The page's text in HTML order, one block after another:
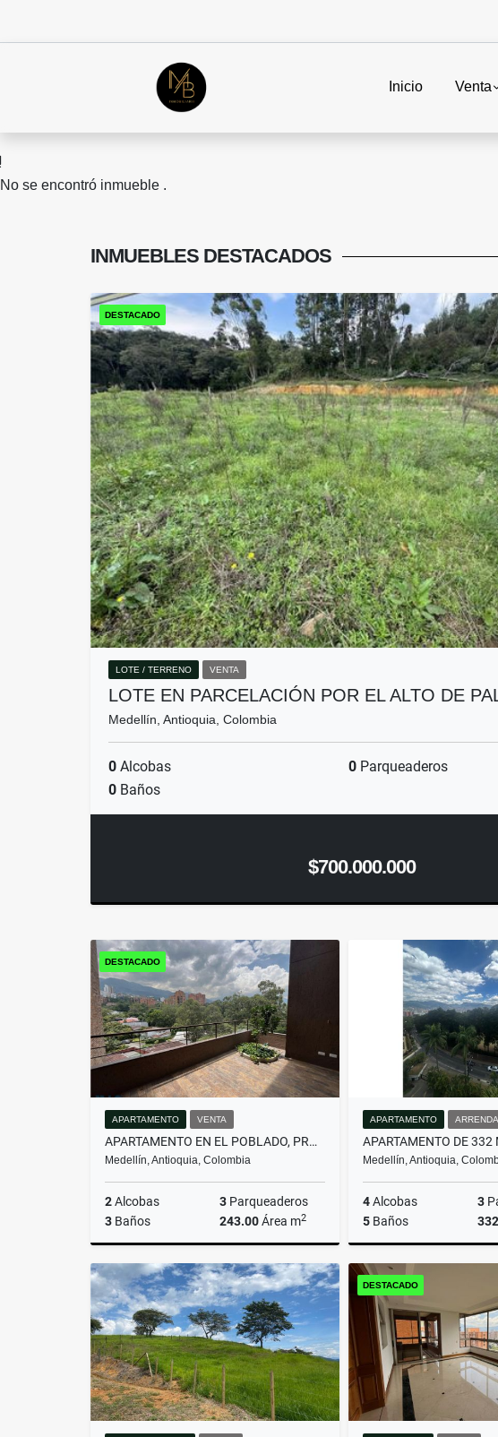
Inicio Venta
No se encontró inmueble .
INMUEBLES DESTACADOS
DESTACADO
LOTE / TERRENO VENTA
LOTE EN PARCELACIÓN POR EL ALTO DE
Medellín, Antioquia, Colombia
0 Alcobas 0 Parqueaderos
0 Baños
$700.000.000
DESTACADO
APARTAMENTO VENTA
APARTAMENTO EN EL POBLADO, PROYECTO NUEVO PARA DIS...(MLS#259674)
Medellín, Antioquia, Colombia
2Alcobas 3 Parqueaderos
3 Baños 243.00Área m2
Venta
$2.650.000.000
APARTAMENTO
Medellín, Antioquia,
4Alcobas 3
5 Baños 332
DESTACADO